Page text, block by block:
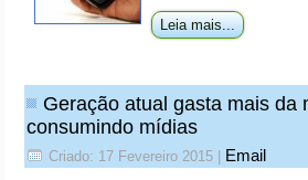
Leia mais...
Geração atual gasta mais da
consumindo mídias
Criado: 17 Fevereiro 2015 Email